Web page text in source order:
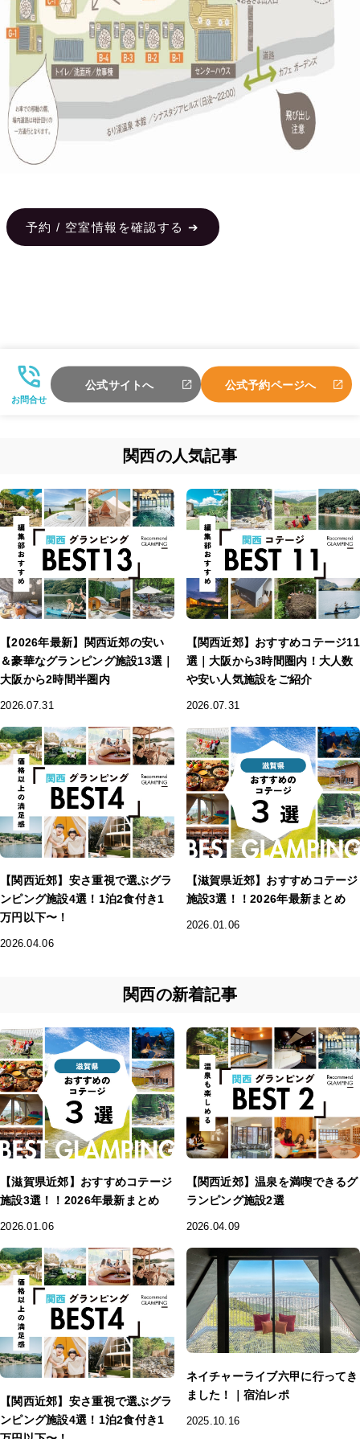
予約 / 空室情報を確認する ➔
お問合せ
公式サイトへ 公式予約ページへ
関西の人気記事
【2026年最新】関西近郊の安い
＆豪華なグランピング施設13選｜
大阪から2時間半圏内
2026.07.31
【関西近郊】おすすめコテージ11
選｜大阪から3時間圏内！大人数
や安い人気施設をご紹介
2026.07.31
【関西近郊】安さ重視で選ぶグラ
ンピング施設4選！1泊2食付き1
万円以下〜！
2026.04.06
【滋賀県近郊】おすすめコテージ
施設3選！！2026年最新まとめ
2026.01.06
関西の新着記事
【滋賀県近郊】おすすめコテージ
施設3選！！2026年最新まとめ
2026.01.06
【関西近郊】温泉を満喫できるグ
ランピング施設2選
2026.04.09
【関西近郊】安さ重視で選ぶグラ
ンピング施設4選！1泊2食付き1
ネイチャーライブ六甲に行ってき
ました！｜宿泊レポ
2025.10.16